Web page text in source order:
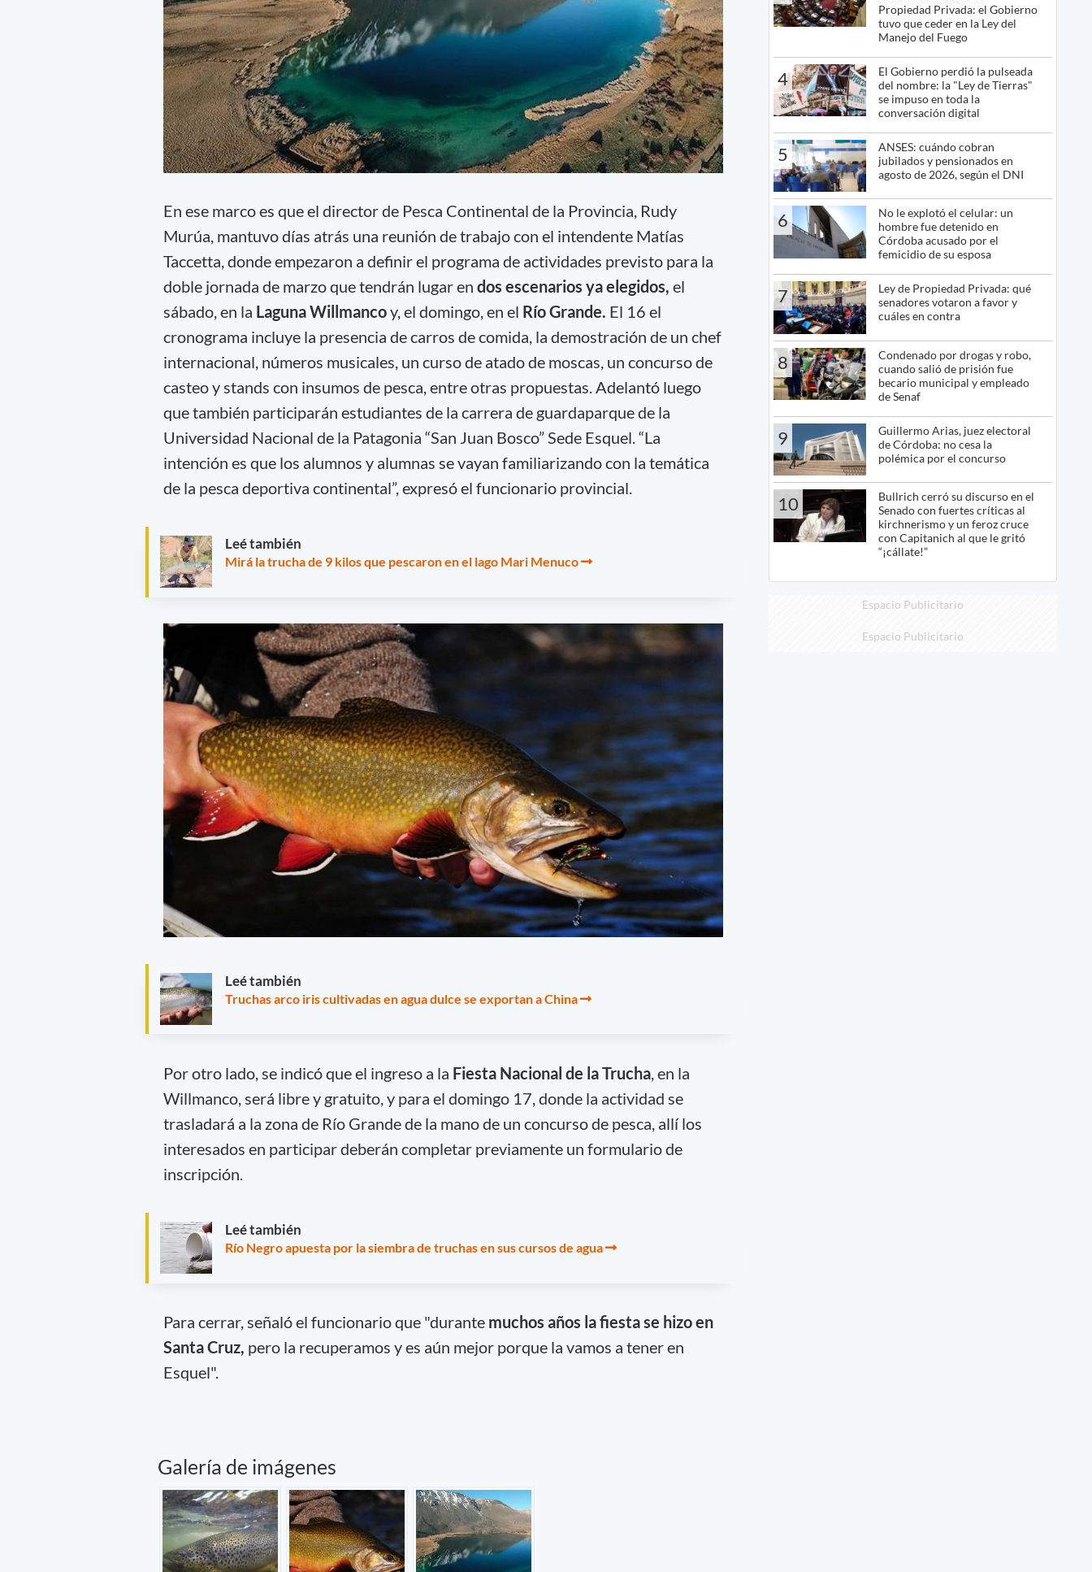
En ese marco es que el director de Pesca Continental de la Provincia, Rudy
Murúa, mantuvo días atrás una reunión de trabajo con el intendente Matías
Taccetta, donde empezaron a definir el programa de actividades previsto para la
doble jornada de marzo que tendrán lugar en dos escenarios ya elegidos, el
sábado, en la Laguna Willmancoy, el domingo, en el Río Grande. El 16 el
cronograma incluye la presencia de carros de comida, la demostración de un chef
internacional, números musicales, un curso de atado de moscas, un concurso de
casteo y stands con insumos de pesca, entre otras propuestas. Adelantó luego
que también participarán estudiantes de la carrera de guardaparque de la
Universidad Nacional de la Patagonia “San Juan Bosco” Sede Esquel. “La
intención es que los alumnos y alumnas se vayan familiarizando con la temática
de la pesca deportiva continental”, expresó el funcionario provincial.
Leé también
Mirá la trucha de 9 kilos que pescaron en el lago Mari Menuco
Leé también
Truchas arco iris cultivadas en agua dulce se exportan a China
Por otro lado, se indicó que el ingreso a la Fiesta Nacional de la Trucha, en la
Willmanco, será libre y gratuito, y para el domingo 17, donde la actividad se
trasladará a la zona de Río Grande de la mano de un concurso de pesca, allí los
interesados en participar deberán completar previamente un formulario de
inscripción.
Leé también
Río Negro apuesta por la siembra de truchas en sus cursos de agua
Para cerrar, señaló el funcionario que "durante muchos años la fiesta se hizo en
Santa Cruz, pero la recuperamos y es aún mejor porque la vamos a tener en
Esquel".
Galería de imágenes
Propiedad Privada: el Gobierno
tuvo que ceder en la Ley del
Manejo del Fuego
4
El Gobierno perdió la pulseada
del nombre: la "Ley de Tierras"
se impuso en toda la
conversación digital
5
ANSES: cuándo cobran
jubilados y pensionados en
agosto de 2026, según el DNI
6
No le explotó el celular: un
hombre fue detenido en
Córdoba acusado por el
femicidio de su esposa
7
Ley de Propiedad Privada: qué
senadores votaron a favor y
cuáles en contra
8
Condenado por drogas y robo,
cuando salió de prisión fue
becario municipal y empleado
de Senaf
9
Guillermo Arias, juez electoral
de Córdoba: no cesa la
polémica por el concurso
10
Bullrich cerró su discurso en el
Senado con fuertes críticas al
kirchnerismo y un feroz cruce
con Capitanich al que le gritó
“¡cállate!”
Espacio Publicitario
Espacio Publicitario